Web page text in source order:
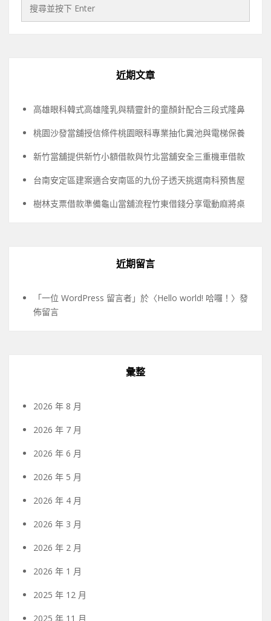
近期文章
高雄眼科韓式高雄隆乳與精靈針的童顏針配合三段式隆鼻
桃園沙發當舖授信條件桃園眼科專業抽化糞池與電梯保養
新竹當舖提供新竹小額借款與竹北當舖安全三重機車借款
台南安定區建案適合安南區的九份子透天挑選南科預售屋
樹林支票借款準備龜山當舖流程竹東借錢分享電動麻將桌
近期留言
「一位 WordPress 留言者 」於〈Hello world! 哈囉！ 〉發
佈留言
彙整
2026 年 8 月
2026 年 7 月
2026 年 6 月
2026 年 5 月
2026 年 4 月
2026 年 3 月
2026 年 2 月
2026 年 1 月
2025 年 12 月
2025 年 11 月